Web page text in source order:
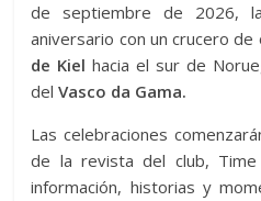
de septiembre de 2026,
aniversario con un crucero de
de Kiel hacia el sur de
delVasco da Gama.
Las celebraciones
de la revista del club,
información, historias y